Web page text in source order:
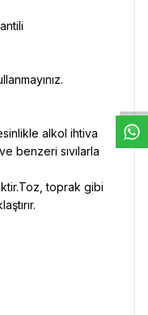
alkol ihtiva
benzeri sıvılarla
toprak gibi